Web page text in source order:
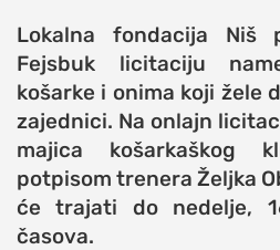
rukomet
e-sport
ostali sportovi
zabava
muzika
putovanja
moda i stil
Lokalna fondacija Niš
Fejsbuk licitaciju
košarke i onima koji žele
zajednici. Na onlajn
majica košarkaškog
potpisom trenera Željka
će trajati do nedelje,
časova.